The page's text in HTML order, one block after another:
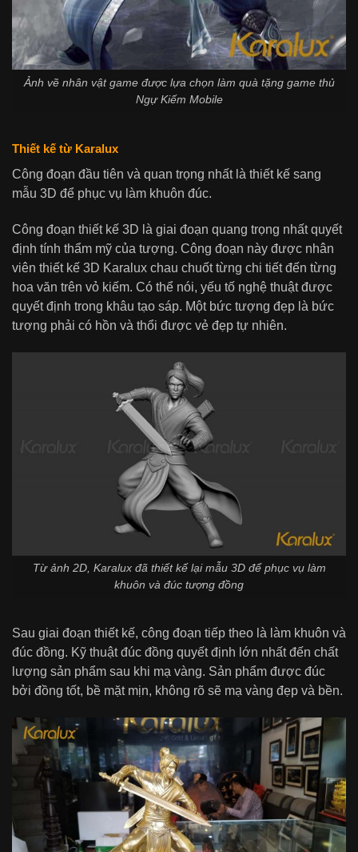
Ảnh vẽ nhân vật game được lựa chọn làm quà tặng game thủ
Ngự Kiếm Mobile
Thiết kế từ Karalux
Công đoạn đầu tiên và quan trọng nhất là thiết kế sang
mẫu 3D để phục vụ làm khuôn đúc.
Công đoạn thiết kế 3D là giai đoạn quang trọng nhất quyết
định tính thẩm mỹ của tượng. Công đoạn này được nhân
viên thiết kế 3D Karalux chau chuốt từng chi tiết đến từng
hoa văn trên vỏ kiếm. Có thể nói, yếu tố nghệ thuật được
quyết định trong khâu tạo sáp. Một bức tượng đẹp là bức
tượng phải có hồn và thổi được vẻ đẹp tự nhiên.
Từ ảnh 2D, Karalux đã thiết kế lại mẫu 3D để phục vụ làm
khuôn và đúc tượng đồng
Sau giai đoạn thiết kế, công đoạn tiếp theo là làm khuôn và
đúc đồng. Kỹ thuật đúc đồng quyết định lớn nhất đến chất
lượng sản phẩm sau khi mạ vàng. Sản phẩm được đúc
bởi đồng tốt, bề mặt mịn, không rõ sẽ mạ vàng đẹp và bền.